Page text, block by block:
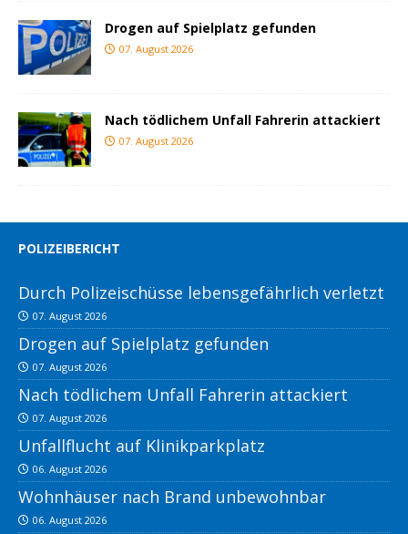
Drogen auf Spielplatz gefunden
07. August 2026
Nach tödlichem Unfall Fahrerin attackiert
07. August 2026
POLIZEIBERICHT
Durch Polizeischüsse lebensgefährlich verletzt
07. August 2026
Drogen auf Spielplatz gefunden
07. August 2026
Nach tödlichem Unfall Fahrerin attackiert
07. August 2026
Unfallflucht auf Klinikparkplatz
06. August 2026
Wohnhäuser nach Brand unbewohnbar
06. August 2026